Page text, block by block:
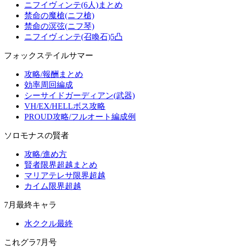
ニフイヴィンテ(6人)まとめ
禁命の魔槍(ニフ槍)
禁命の溟弦(ニフ琴)
ニフイヴィンテ(召喚石)5凸
フォックステイルサマー
攻略/報酬まとめ
効率周回編成
シーサイドガーディアン(武器)
VH/EX/HELLボス攻略
PROUD攻略/フルオート編成例
ソロモナスの賢者
攻略/進め方
賢者限界超越まとめ
マリアテレサ限界超越
カイム限界超越
7月最終キャラ
水ククル最終
これグラ7月号